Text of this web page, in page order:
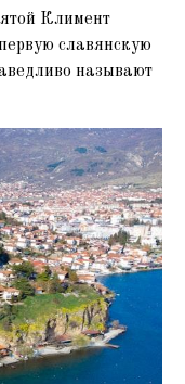
Климент
славянскую
называют